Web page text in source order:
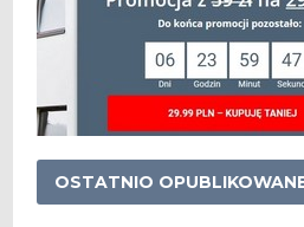
OSTATNIO